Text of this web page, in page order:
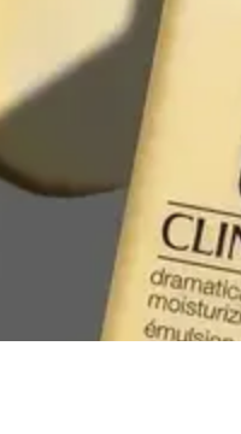
کرم پودر
لیپ گلاس
خط چشم
سایه چشم
پرایمر